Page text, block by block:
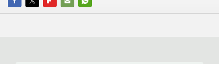
FACEBOOK
TWITTERFLIPBOARD
E-
WHATSAPP